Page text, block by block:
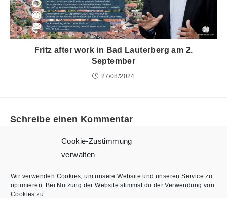
Cookie-Zustimmung
verwalten
Wir verwenden Cookies, um unsere Website und unseren Service zu
optimieren. Bei Nutzung der Website stimmst du der Verwendung von
Cookies zu.
Fritz after work in Bad Lauterberg am 2.
September
27/08/2024
Schreibe einen Kommentar
angemeldetsein, um einen Kommentar abgeben